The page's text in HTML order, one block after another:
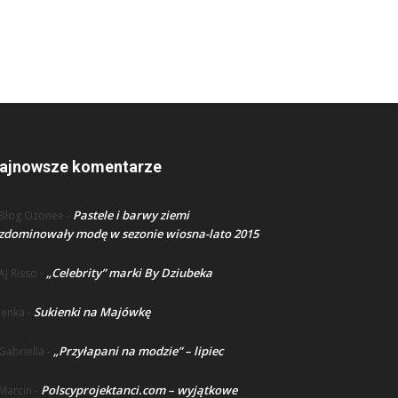
komentarze
Blog Ozonee - Pastele i barwy ziemi
modę w sezonie wiosna-lato 2015
Risso - „Celebrity” marki By Dziubeka
lenka - Sukienki na Majówkę
Gabriella - „Przyłapani na modzie” – lipiec
Marcin - Polscyprojektanci.com – wyjątkowe